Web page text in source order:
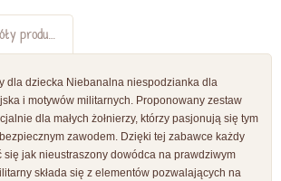
Szczegóły produktu
dla dziecka Niebanalna niespodzianka dla
i motywów militarnych. Proponowany zestaw
dla małych żołnierzy, którzy pasjonują się tym
zawodem. Dzięki tej zabawce każdy
się jak nieustraszony dowódca na prawdziwym
składa się z elementów pozwalających na